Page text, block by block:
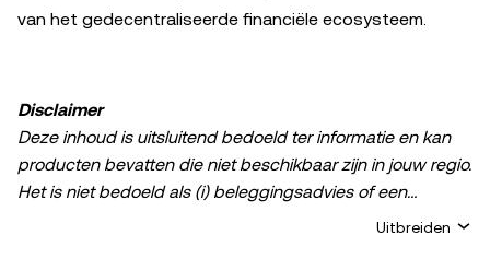
van het gedecentraliseerde financiële ecosysteem.
Disclaimer
Deze inhoud is uitsluitend bedoeld ter informatie en kan
producten bevatten die niet beschikbaar zijn in jouw regio.
Het is niet bedoeld als (i) beleggingsadvies of een
beleggingsaanbeveling; (ii) een aanbod of verzoek om
Uitbreiden